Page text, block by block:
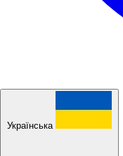
Українська